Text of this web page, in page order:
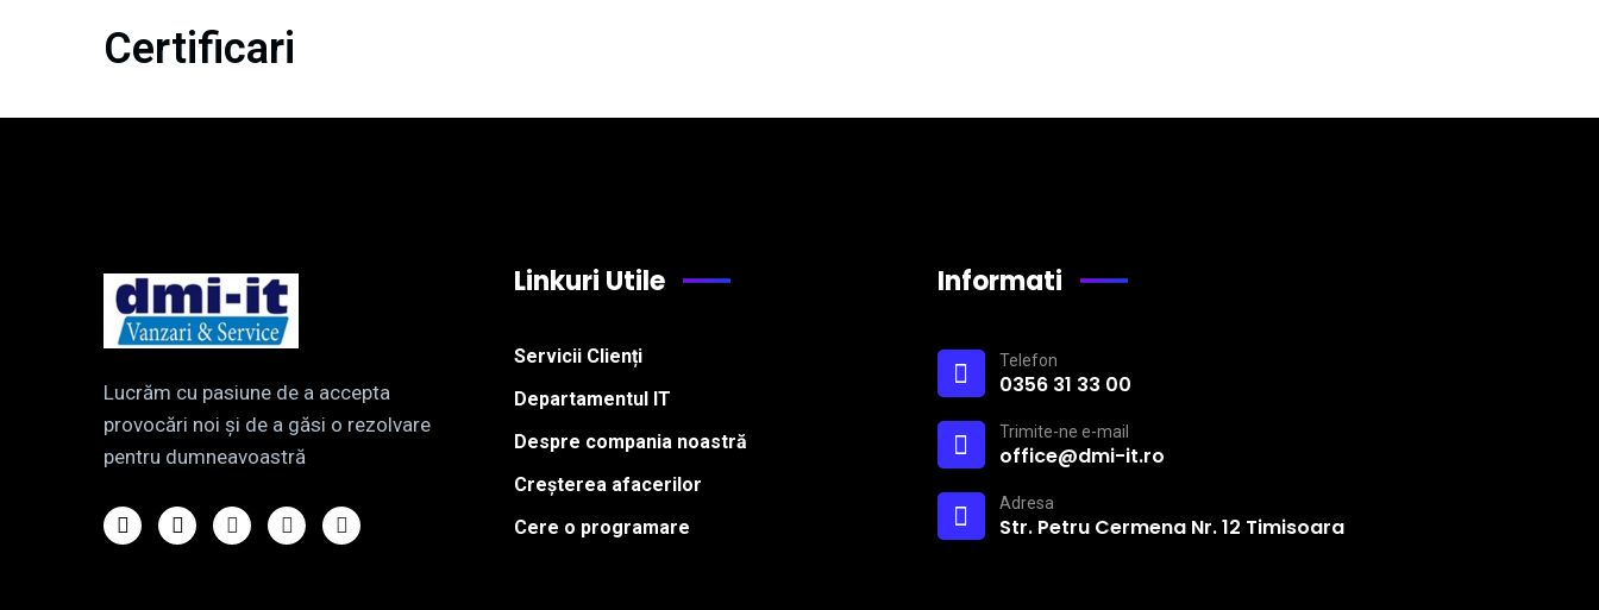
Certificari
Lucrăm cu pasiune de a accepta
provocări noi și de a găsi o rezolvare
pentru dumneavoastră
Linkuri Utile
Servicii Clienți
Departamentul IT
Despre compania noastră
Creșterea afacerilor
Cere o programare
Informati
Telefon
0356 31 33 00
Trimite-ne e-mail
office@dmi-it.ro
Adresa
Str. Petru Cermena Nr. 12 Timisoara